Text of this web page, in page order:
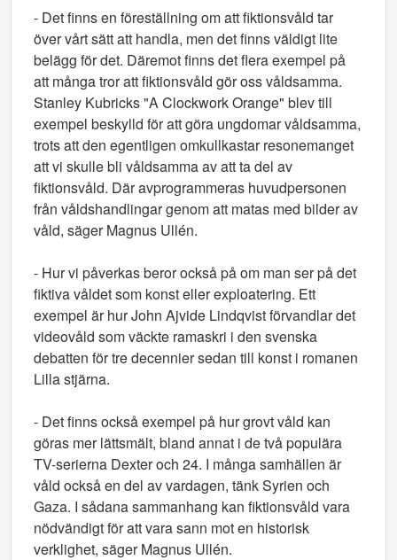
- Det finns en föreställning om att fiktionsvåld tar
över vårt sätt att handla, men det finns väldigt lite
belägg för det. Däremot finns det flera exempel på
att många tror att fiktionsvåld gör oss våldsamma.
Stanley Kubricks "A Clockwork Orange" blev till
exempel beskylld för att göra ungdomar våldsamma,
trots att den egentligen omkullkastar resonemanget
att vi skulle bli våldsamma av att ta del av
fiktionsvåld. Där avprogrammeras huvudpersonen
från våldshandlingar genom att matas med bilder av
våld, säger Magnus Ullén.
- Hur vi påverkas beror också på om man ser på det
fiktiva våldet som konst eller exploatering. Ett
exempel är hur John Ajvide Lindqvist förvandlar det
videovåld som väckte ramaskri i den svenska
debatten för tre decennier sedan till konst i romanen
Lilla stjärna.
- Det finns också exempel på hur grovt våld kan
göras mer lättsmält, bland annat i de två populära
TV-serierna Dexter och 24. I många samhällen är
våld också en del av vardagen, tänk Syrien och
Gaza. I sådana sammanhang kan fiktionsvåld vara
nödvändigt för att vara sann mot en historisk
verklighet, säger Magnus Ullén.